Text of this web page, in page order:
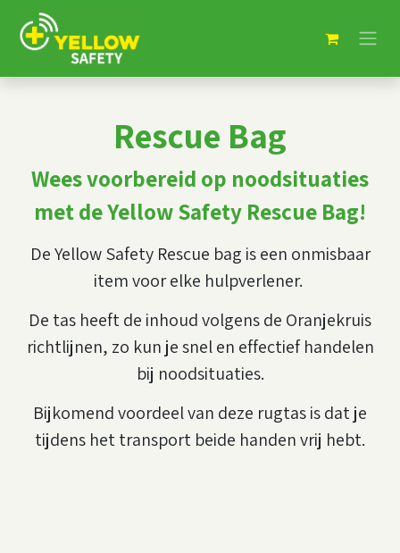
Rescue Bag
Wees voorbereid op noodsituaties
met de Yellow Safety Rescue Bag!
De Yellow Safety Rescue bag is een onmisbaar
item voor elke hulpverlener.
De tas heeft de inhoud volgens de Oranjekruis
richtlijnen, zo kun je snel en effectief handelen
bij noodsituaties.
Bijkomend voordeel van deze rugtas is dat je
tijdens het transport beide handen vrij hebt.